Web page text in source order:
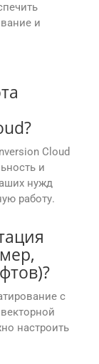
и
Cloud
и
нужд
работу.
с
настроить